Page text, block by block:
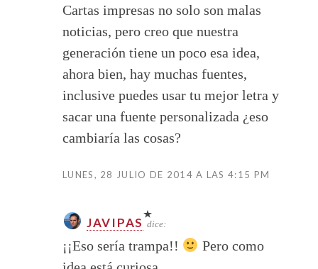
Cartas impresas no solo son malas
noticias, pero creo que nuestra
generación tiene un poco esa idea,
ahora bien, hay muchas fuentes,
inclusive puedes usar tu mejor letra y
sacar una fuente personalizada ¿eso
cambiaría las cosas?
LUNES, 28 JULIO DE 2014 A LAS 4:15 PM
JAVIPAS dice:
¡¡Eso sería trampa!!
Pero como